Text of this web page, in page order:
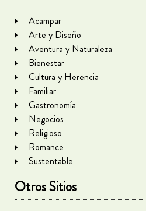
Acampar
Arte y Diseño
Aventura y Naturaleza
Bienestar
Cultura y Herencia
Familiar
Gastronomía
Negocios
Religioso
Romance
Sustentable
Otros Sitios